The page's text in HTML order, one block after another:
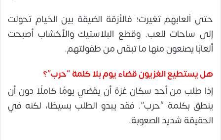
حتى ألعابهم تغيرت؛ فالأزقة الضيقة بين الخيام تحولت
إلى ساحات للعب. وقطع البلاستيك والأخشاب أصبحت
ألعابًا يصنعون منها ما تبقى من طفولتهم.
هل يستطيع الغزيون قضاء يوم بلا كلمة “حرب”؟
إذا طلب من أحد سكان غزة أن يقضي يومًا كاملًا دون أن
ينطق بكلمة “حرب”. فقد يبدو الطلب بسيطًا، لكنه في
الحقيقة شديد الصعوبة.